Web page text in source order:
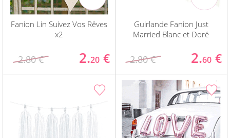
Fanion Lin Suivez Vos Rêves
x2
2.80 € 2.20 €
Guirlande Fanion Just
Married Blanc et Doré
2.80 € 2.60 €